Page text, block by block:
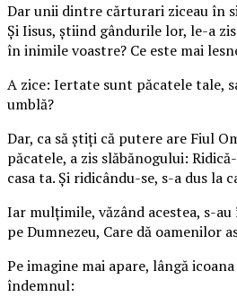
Dar unii dintre cărturari ziceau în
Și Iisus, știind gândurile lor, le-a
în inimile voastre? Ce este mai
A zice: Iertate sunt păcatele tale,
umblă?
Dar, ca să știți că putere are Fiul
păcatele, a zis slăbănogului:
casa ta. Și ridicându-se, s-a dus la
Iar mulțimile, văzând acestea, s-
pe Dumnezeu, Care dă oamenilor
Pe imagine mai apare, lângă
îndemnul: